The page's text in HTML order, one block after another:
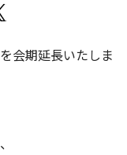
会期延長いたしま